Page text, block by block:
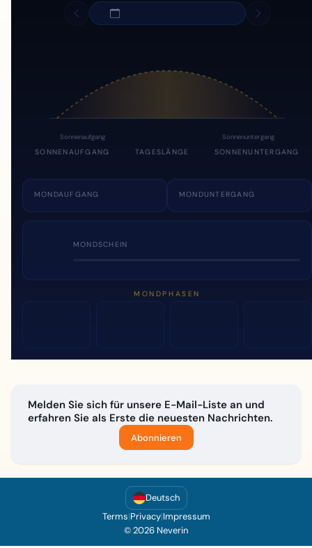
Sonnenaufgang Sonnenuntergang
SONNENAUFGANG TAGESLÄNGE SONNENUNTERGANG
MONDAUFGANG MONDUNTERGANG
MONDSCHEIN
MONDPHASEN
Melden Sie sich für unsere E-Mail-Liste an und
erfahren Sie als Erste die neuesten Nachrichten.
Abonnieren
Deutsch
Terms|Privacy|Impressum
© 2026 Neverin